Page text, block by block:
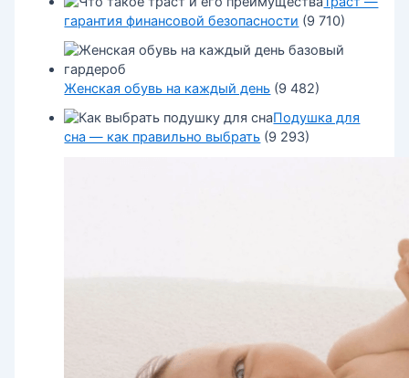
гарантия финансовой безопасности (9 710)
Женская обувь на каждый день (9 482)
Подушка для
сна — как правильно выбрать (9 293)